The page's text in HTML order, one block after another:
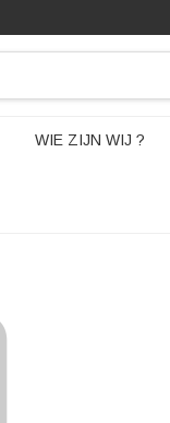
WIE ZIJN WIJ ?